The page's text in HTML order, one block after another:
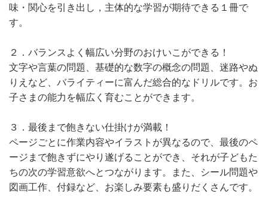
味・関心を引き出し，主体的な学習が期待できる１冊で
す。
２．バランスよく幅広い分野のおけいこができる！
文字や言葉の問題、基礎的な数字の概念の問題、迷路やぬ
りえなど、バライティーに富んだ総合的なドリルです。お
子さまの能力を幅広く育むことができます。
３．最後まで飽きない仕掛けが満載！
ページごとに作業内容やイラストが異なるので、最後のペ
ージまで飽きずにやり遂げることができ、それが子どもた
ちの次の学習意欲へとつながります。また、シール問題や
図画工作、付録など、お楽しみ要素も盛りだくさんです。